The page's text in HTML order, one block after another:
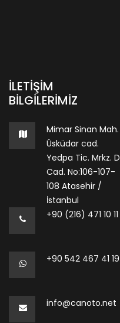
İLETIŞIM
BILGILERIMIZ
Mimar Sinan Mah.
Üsküdar cad.
Yedpa Tic. Mrkz. D
Cad. No:106-107-
108 Atasehir /
İstanbul
+90 (216) 471 10 11
+90 542 467 41 19
info@canoto.net